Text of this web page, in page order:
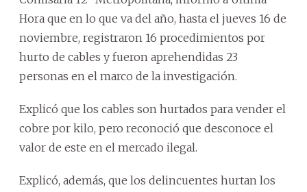
Hora que en lo que va del año, hasta el jueves 16 de
noviembre, registraron 16 procedimientos por
hurto de cables y fueron aprehendidas 23
personas en el marco de la investigación.
Explicó que los cables son hurtados para vender el
cobre por kilo, pero reconoció que desconoce el
valor de este en el mercado ilegal.
Explicó, además, que los delincuentes hurtan los